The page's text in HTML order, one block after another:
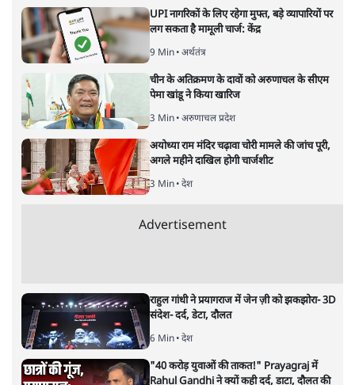
डोनाल्ड ट्रंप
सतीश झा
मध्य पूर्व में तनाव और युद्ध की स्थिति में ज़िम्मेदारी किसकी है?
जानिए क्यों विवाद में अमेरिका की कार्रवाई और निर्णय सबसे
अनुपात में बढ़ जाती है।
अमेरिका और इसराइल अब परछाइयों में लड़ी जाने वाली जंग से
निकलकर सीधे ईरान के साथ खुले टकराव में उतर आए हैं।